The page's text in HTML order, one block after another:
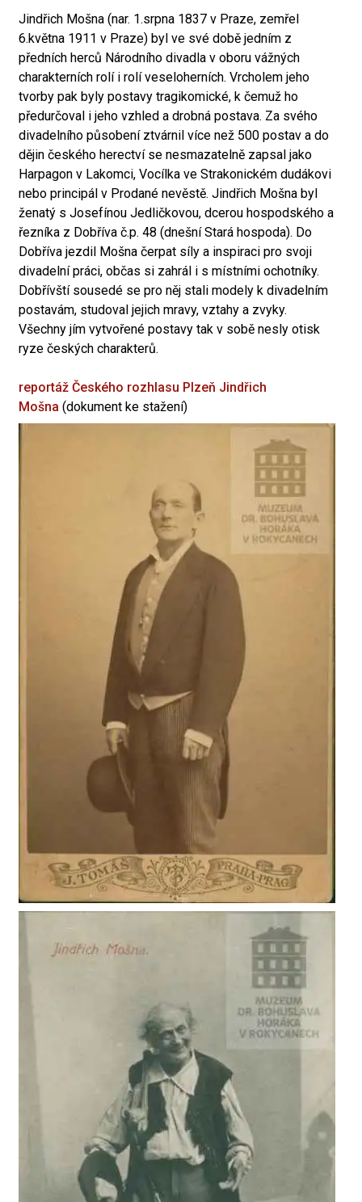
Jindřich Mošna (nar. 1.srpna 1837 v Praze, zemřel
6.května 1911 v Praze) byl ve své době jedním z
předních herců Národního divadla v oboru vážných
charakterních rolí i rolí veseloherních. Vrcholem jeho
tvorby pak byly postavy tragikomické, k čemuž ho
předurčoval i jeho vzhled a drobná postava. Za svého
divadelního působení ztvárnil více než 500 postav a do
dějin českého herectví se nesmazatelně zapsal jako
Harpagon v Lakomci, Vocílka ve Strakonickém dudákovi
nebo principál v Prodané nevěstě. Jindřich Mošna byl
ženatý s Josefínou Jedličkovou, dcerou hospodského a
řezníka z Dobříva č.p. 48 (dnešní Stará hospoda). Do
Dobříva jezdil Mošna čerpat síly a inspiraci pro svoji
divadelní práci, občas si zahrál i s místními ochotníky.
Dobřívští sousedé se pro něj stali modely k divadelním
postavám, studoval jejich mravy, vztahy a zvyky.
Všechny jím vytvořené postavy tak v sobě nesly otisk
ryze českých charakterů.
reportáž Českého rozhlasu Plzeň Jindřich
Mošna (dokument ke stažení)